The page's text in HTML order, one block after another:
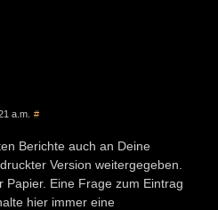
a.m. #
Berichte auch an Deine
Version weitergegeben.
Papier. Eine Frage zum Eintrag
hier immer eine